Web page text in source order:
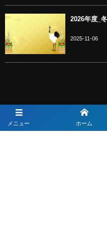
メニュー ホーム
2026年度_
2025-11-06
IT参謀のベスト